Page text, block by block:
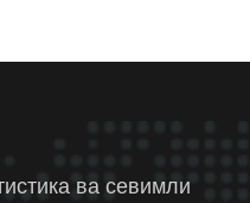
ва севимли